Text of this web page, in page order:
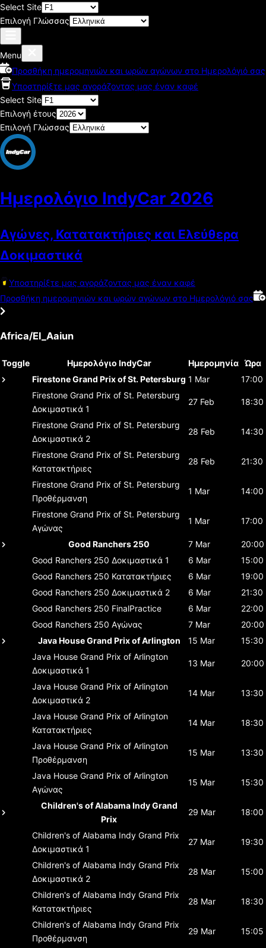
Select Site
Επιλογή Γλώσσας
Menu
Προσθήκη ημερομηνιών και ωρών αγώνων στο Ημερολόγιό σας
Υποστηρίξτε μας αγοράζοντας μας έναν καφέ
Select Site
Επιλογή έτους
Επιλογή Γλώσσας
Ημερολόγιο IndyCar 2026
Αγώνες, Κατατακτήριες και Ελεύθερα
Δοκιμαστικά
Υποστηρίξτε μας αγοράζοντας μας έναν καφέ
Προσθήκη ημερομηνιών και ωρών αγώνων στο Ημερολόγιό σας
Africa/El_Aaiun
Toggle Ημερολόγιο IndyCar Ημερομηνία Ώρα
Firestone Grand Prix of St. Petersburg 1 Mar
17:00
Firestone Grand Prix of St. Petersburg
Δοκιμαστικά 1
27 Feb 18:30
Firestone Grand Prix of St. Petersburg
Δοκιμαστικά 2
28 Feb 14:30
Firestone Grand Prix of St. Petersburg
Κατατακτήριες
28 Feb 21:30
Firestone Grand Prix of St. Petersburg
Προθέρμανση
1 Mar 14:00
Firestone Grand Prix of St. Petersburg
Αγώνας
1 Mar 17:00
Good Ranchers 250 7 Mar
20:00
Good Ranchers 250 Δοκιμαστικά 1 6 Mar
15:00
Good Ranchers 250 Κατατακτήριες 6 Mar
19:00
Good Ranchers 250 Δοκιμαστικά 2 6 Mar
21:30
Good Ranchers 250 FinalPractice 6 Mar
22:00
Good Ranchers 250 Αγώνας 7 Mar
20:00
Java House Grand Prix of Arlington
15 Mar
15:30
Java House Grand Prix of Arlington
Δοκιμαστικά 1
13 Mar 20:00
Java House Grand Prix of Arlington
Δοκιμαστικά 2
14 Mar 13:30
Java House Grand Prix of Arlington
Κατατακτήριες
14 Mar 18:30
Java House Grand Prix of Arlington
Προθέρμανση
15 Mar 13:30
Java House Grand Prix of Arlington
Αγώνας
15 Mar 15:30
Children's of Alabama Indy Grand
Prix
29 Mar 18:00
Children's of Alabama Indy Grand Prix
Δοκιμαστικά 1
27 Mar 19:30
Children's of Alabama Indy Grand Prix
Δοκιμαστικά 2
28 Mar 15:00
Children's of Alabama Indy Grand Prix
Κατατακτήριες
28 Mar 18:30
Children's of Alabama Indy Grand Prix
Προθέρμανση
29 Mar 15:05